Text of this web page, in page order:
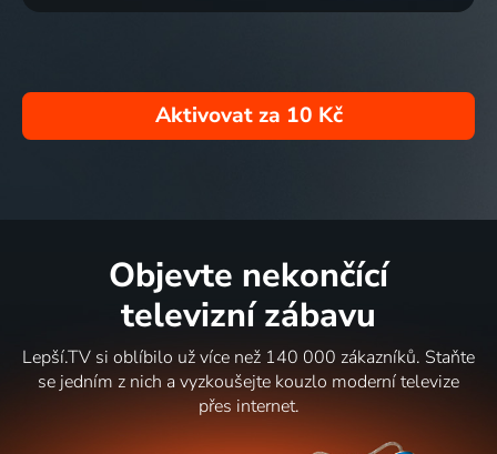
Aktivovat za 10 Kč
Objevte nekončící
televizní zábavu
Lepší.TV si oblíbilo už více než 140 000 zákazníků. Staňte
se jedním z nich a vyzkoušejte kouzlo moderní televize
přes internet.